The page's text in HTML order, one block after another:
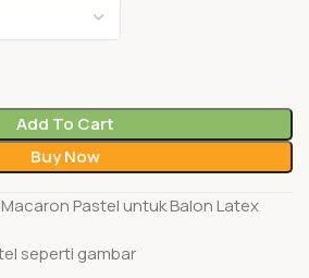
Add To Cart
Buy Now
Pastel untuk Balon Latex
seperti gambar